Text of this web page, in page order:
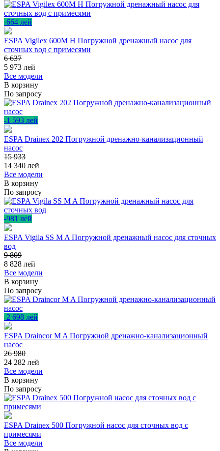
-664 лей
ESPA Vigilex 600M H Погружной дренажный насос для
сточных вод с примесями
6 637
5 973 лей
Все модели
В корзину
По запросу
-1 593 лей
ESPA Drainex 202 Погружной дренажно-канализационный
насос
15 933
14 340 лей
Все модели
В корзину
По запросу
-981 лей
ESPA Vigila SS M A Погружной дренажный насос для сточных
вод
9 809
8 828 лей
Все модели
В корзину
По запросу
-2 698 лей
ESPA Draincor M A Погружной дренажно-канализационный
насос
26 980
24 282 лей
Все модели
В корзину
По запросу
ESPA Drainex 500 Погружной насос для сточных вод с
примесями
Все модели